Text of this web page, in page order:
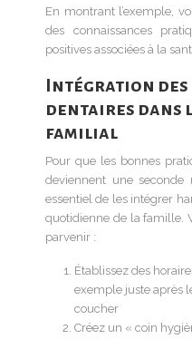
En montrant l’exemple,
des connaissances
positives associées à la
Intégration
dentaires dans
familial
Pour que les bonnes
deviennent une
essentiel de les intégrer
quotidienne de la famille.
parvenir :
Établissez des
exemple juste après
coucher
Créez un « coin